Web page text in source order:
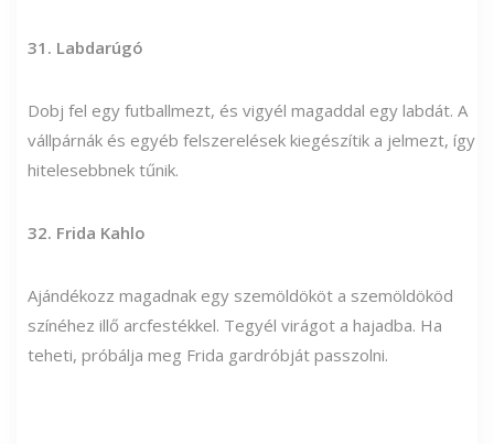
31. Labdarúgó
Dobj fel egy futballmezt, és vigyél magaddal egy labdát. A
vállpárnák és egyéb felszerelések kiegészítik a jelmezt, így
hitelesebbnek tűnik.
32. Frida Kahlo
Ajándékozz magadnak egy szemöldököt a szemöldököd
színéhez illő arcfestékkel. Tegyél virágot a hajadba. Ha
teheti, próbálja meg Frida gardróbját passzolni.